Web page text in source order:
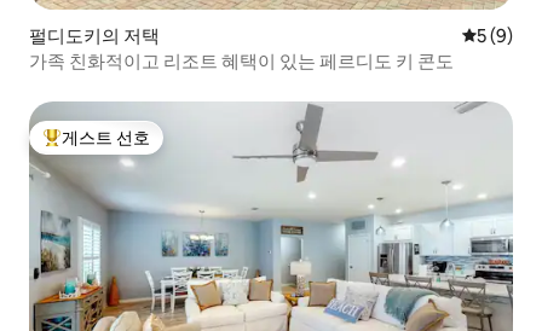
펄디도키의 저택 평점 5점
5 (9)
가족 친화적이고 리조트 혜택이 있는 페르디도 키 콘도
상위 게스트 선호
게스트 선호